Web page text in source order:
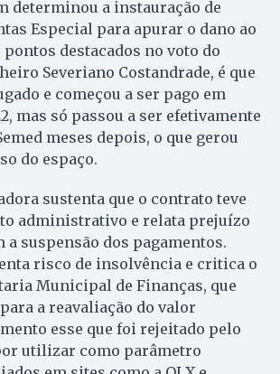
determinou a instauração de
Especial para apurar o dano ao
destacados no voto do
Severiano Costandrade, é que
e começou a ser pago em
mas só passou a ser efetivamente
meses depois, o que gerou
do espaço.
sustenta que o contrato teve
administrativo e relata prejuízo
suspensão dos pagamentos.
risco de insolvência e critica o
Municipal de Finanças, que
a reavaliação do valor
esse que foi rejeitado pelo
utilizar como parâmetro